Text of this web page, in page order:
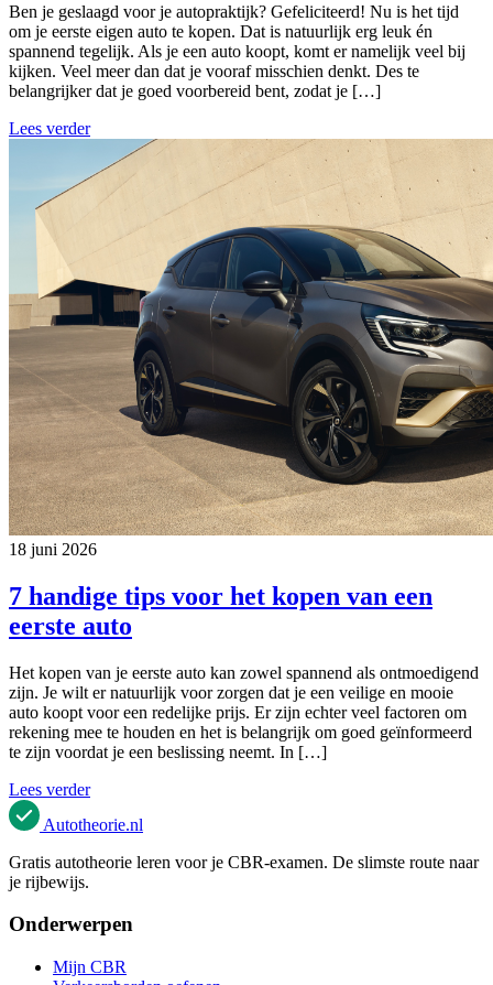
Ben je geslaagd voor je autopraktijk? Gefeliciteerd! Nu is het tijd
om je eerste eigen auto te kopen. Dat is natuurlijk erg leuk én
spannend tegelijk. Als je een auto koopt, komt er namelijk veel bij
kijken. Veel meer dan dat je vooraf misschien denkt. Des te
belangrijker dat je goed voorbereid bent, zodat je […]
Lees verder
18 juni 2026
7 handige tips voor het kopen van een
eerste auto
Het kopen van je eerste auto kan zowel spannend als ontmoedigend
zijn. Je wilt er natuurlijk voor zorgen dat je een veilige en mooie
auto koopt voor een redelijke prijs. Er zijn echter veel factoren om
rekening mee te houden en het is belangrijk om goed geïnformeerd
te zijn voordat je een beslissing neemt. In […]
Lees verder
Autotheorie.nl
Gratis autotheorie leren voor je CBR-examen. De slimste route naar
je rijbewijs.
Onderwerpen
Mijn CBR